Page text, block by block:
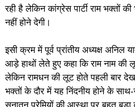
रही है लेकिन कांग्रेस पार्टी राम भक्तों
नहीं होने देगी।
इसी क्रम में पूर्व प्रांतीय अध्यक्ष अनिल
आड़े हाथों लेते हुए कहा कि राम नाम की
लेकिन रामधन की लूट होते पहली बार
भक्तों के दौर में यह निंदनीय होने के
सनातन प्रेमियों की आस्था पर बहुत